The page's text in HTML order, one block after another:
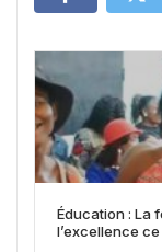
Éducation : La
l’excellence